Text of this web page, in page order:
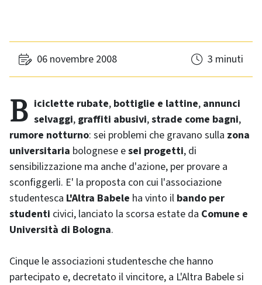
06 novembre 2008 3 minuti
Biciclette rubate, bottiglie e lattine, annunci
selvaggi, graffiti abusivi,strade come bagni,
rumore notturno: sei problemi che gravano sulla zona
universitaria bolognese esei progetti, di
sensibilizzazione ma anche d'azione, per provare a
sconfiggerli. E' la proposta con cui l'associazione
studentesca L'Altra Babele ha vinto il bando per
studenti civici, lanciato la scorsa estate da Comune e
Università di Bologna.
Cinque le associazioni studentesche che hanno
partecipato e, decretato il vincitore, a L'Altra Babele si